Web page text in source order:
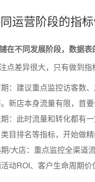
运营阶段的指
在不同发展阶段，数据表
点差异很大，只有做到指
：建议重点监控访客数
新店本身流量有限，首
：此时流量和转化都有
目排名等指标，开始做
/大店：重点监控全渠道
动ROI、客户生命周期价